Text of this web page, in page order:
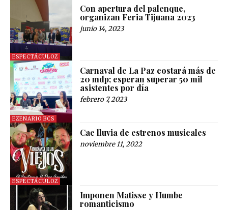
ESPECTÁCULOZ
Con apertura del palenque,
organizan Feria Tijuana 2023
junio 14, 2023
EZENARIO BCS
Carnaval de La Paz costará más de
20 mdp; esperan superar 50 mil
asistentes por día
febrero 7, 2023
ESPECTÁCULOZ
Cae lluvia de estrenos musicales
noviembre 11, 2022
Imponen Matisse y Humbe
romanticismo